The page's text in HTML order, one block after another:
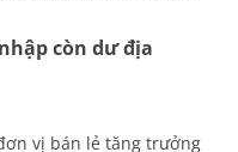
còn dư địa
vị bán lẻ tăng trưởng